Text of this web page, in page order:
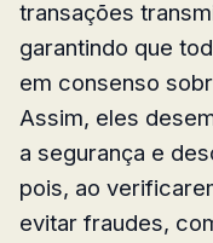
transações
garantindo que
em consenso
Assim, eles
a segurança e
pois, ao
evitar fraudes,